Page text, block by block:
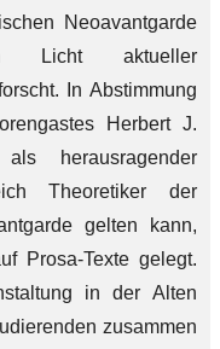
Neoavantgarde
Licht aktueller
In Abstimmung
Herbert J.
herausragender
Theoretiker der
gelten kann,
Prosa-Texte gelegt.
in der Alten
zusammen